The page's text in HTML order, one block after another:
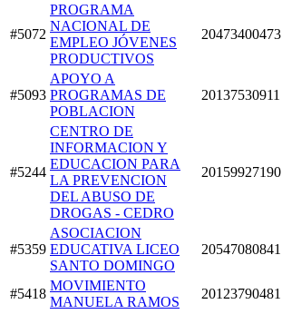
#5072
PROGRAMA
NACIONAL DE
EMPLEO JÓVENES
PRODUCTIVOS
20473400473
#5093
APOYO A
PROGRAMAS DE
POBLACION
20137530911
#5244
CENTRO DE
INFORMACION Y
EDUCACION PARA
LA PREVENCION
DEL ABUSO DE
DROGAS - CEDRO
20159927190
#5359
ASOCIACION
EDUCATIVA LICEO
SANTO DOMINGO
20547080841
#5418
MOVIMIENTO
MANUELA RAMOS
20123790481